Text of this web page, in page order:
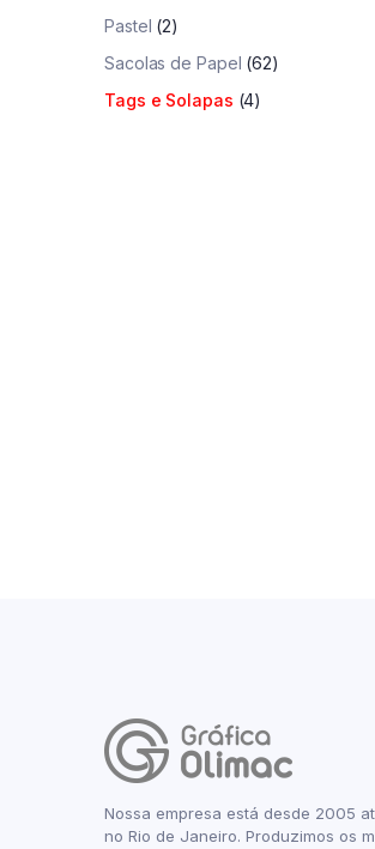
Pastel (2)
Sacolas de Papel (62)
Tags e Solapas (4)
Nossa empresa está desde 2005
no Rio de Janeiro. Produzimos os